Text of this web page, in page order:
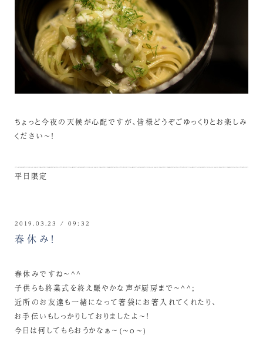
ちょっと今夜の天候が心配ですが、皆様どうぞごゆっくりとお楽しみ
ください～！
平日限定
2019.03.23 / 09:32
春休み！
春休みですね～^^
子供らも終業式を終え賑やかな声が厨房まで～^^;
近所のお友達も一緒になって箸袋にお箸入れてくれたり、
お手伝いもしっかりしておりましたよ～！
今日は何してもらおうかなぁ～(~o~)